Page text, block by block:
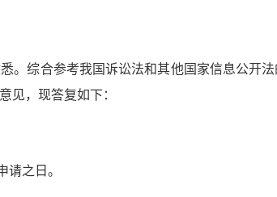
。综合参考我国诉讼法和其他国家信息公开
见，现答复如下：
请之日。